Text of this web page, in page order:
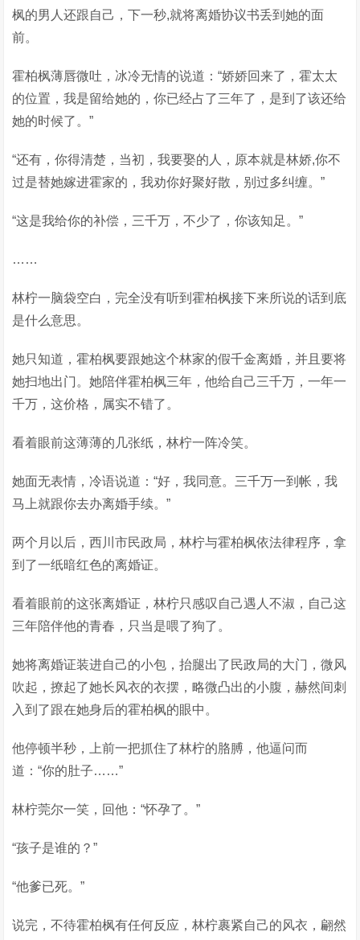
枫的男人还跟自己，下一秒,就将离婚协议书丢到她的面
前。
霍柏枫薄唇微吐，冰冷无情的说道：“娇娇回来了，霍太太
的位置，我是留给她的，你已经占了三年了，是到了该还给
她的时候了。”
“还有，你得清楚，当初，我要娶的人，原本就是林娇,你不
过是替她嫁进霍家的，我劝你好聚好散，别过多纠缠。”
“这是我给你的补偿，三千万，不少了，你该知足。”
……
林柠一脑袋空白，完全没有听到霍柏枫接下来所说的话到底
是什么意思。
她只知道，霍柏枫要跟她这个林家的假千金离婚，并且要将
她扫地出门。她陪伴霍柏枫三年，他给自己三千万，一年一
千万，这价格，属实不错了。
看着眼前这薄薄的几张纸，林柠一阵冷笑。
她面无表情，冷语说道：“好，我同意。三千万一到帐，我
马上就跟你去办离婚手续。”
两个月以后，西川市民政局，林柠与霍柏枫依法律程序，拿
到了一纸暗红色的离婚证。
看着眼前的这张离婚证，林柠只感叹自己遇人不淑，自己这
三年陪伴他的青春，只当是喂了狗了。
她将离婚证装进自己的小包，抬腿出了民政局的大门，微风
吹起，撩起了她长风衣的衣摆，略微凸出的小腹，赫然间刺
入到了跟在她身后的霍柏枫的眼中。
他停顿半秒，上前一把抓住了林柠的胳膊，他逼问而
道：“你的肚子……”
林柠莞尔一笑，回他：“怀孕了。”
“孩子是谁的？”
“他爹已死。”
说完，不待霍柏枫有任何反应，林柠裹紧自己的风衣，翩然